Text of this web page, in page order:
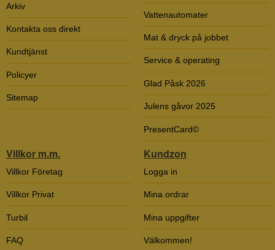
Arkiv
Kontakta oss direkt
Kundtjänst
Policyer
Sitemap
Vattenautomater
Mat & dryck på jobbet
Service & operating
Glad Påsk 2026
Julens gåvor 2025
PresentCard©
Villkor m.m.
Villkor Företag
Villkor Privat
Turbil
FAQ
Kundzon
Logga in
Mina ordrar
Mina uppgifter
Välkommen!